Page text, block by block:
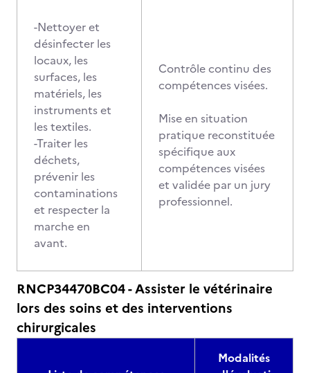
-Nettoyer et
désinfecter les
locaux, les
surfaces, les
matériels, les
instruments et
les textiles.
-Traiter les
déchets,
prévenir les
contaminations
et respecter la
marche en
avant.
Contrôle continu des
compétences visées.
Mise en situation
pratique reconstituée
spécifique aux
compétences visées
et validée par un jury
professionnel.
RNCP34470BC04 - Assister le vétérinaire
lors des soins et des interventions
chirurgicales
Modalités